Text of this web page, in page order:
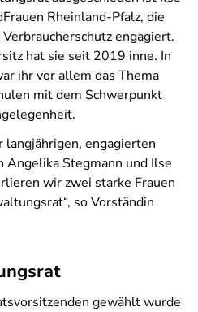
Rheinland-Pfalz, die
engagiert.
hat sie seit 2019 inne. In
ihr vor allem das Thema
mit dem Schwerpunkt
langjährigen, engagierten
Stegmann und Ilse
wir zwei starke Frauen
so Vorständin
gewählt wurde